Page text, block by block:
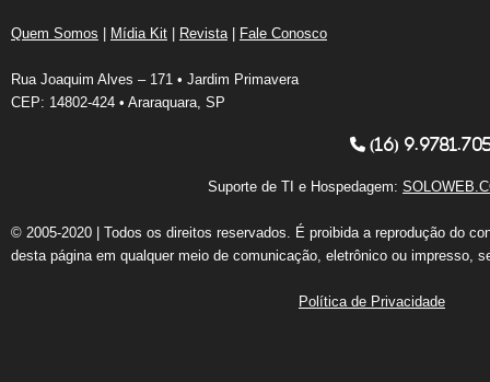
Quem Somos | Mídia Kit | Revista | Fale Conosco
Rua Joaquim Alves – 171 • Jardim Primavera
CEP: 14802-424 • Araraquara, SP
(16)
Suporte de TI e Hospedagem:
© 2005-2020 | Todos os direitos reservados. É proibida a reprodução do
desta página em qualquer meio de comunicação, eletrônico ou impresso,
Política de Privacidade